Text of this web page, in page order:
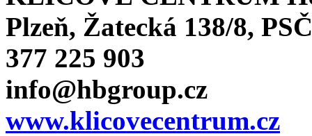
Plzeň, Žatecká 138/8,
377 225 903
info@hbgroup.cz
www.klicovecentrum.cz